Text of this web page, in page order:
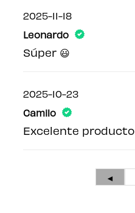
2025-11-18
Leonardo
Súper 😃
2025-10-23
Camilo
Excelente producto
◄